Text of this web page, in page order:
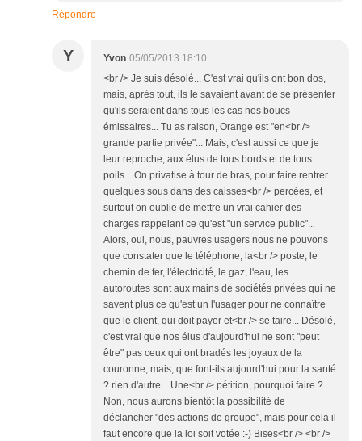
Répondre
Y Yvon 05/05/2013 18:10
<br /> Je suis désolé... C'est vrai qu'ils ont bon dos,
mais, après tout, ils le savaient avant de se présenter
qu'ils seraient dans tous les cas nos boucs
émissaires... Tu as raison, Orange est "en<br />
grande partie privée"... Mais, c'est aussi ce que je
leur reproche, aux élus de tous bords et de tous
poils... On privatise à tour de bras, pour faire rentrer
quelques sous dans des caisses<br /> percées, et
surtout on oublie de mettre un vrai cahier des
charges rappelant ce qu'est "un service public"...
Alors, oui, nous, pauvres usagers nous ne pouvons
que constater que le téléphone, la<br /> poste, le
chemin de fer, l'électricité, le gaz, l'eau, les
autoroutes sont aux mains de sociétés privées qui ne
savent plus ce qu'est un l'usager pour ne connaître
que le client, qui doit payer et<br /> se taire... Désolé,
c'est vrai que nos élus d'aujourd'hui ne sont "peut
être" pas ceux qui ont bradés les joyaux de la
couronne, mais, que font-ils aujourd'hui pour la santé
? rien d'autre... Une<br /> pétition, pourquoi faire ?
Non, nous aurons bientôt la possibilité de
déclancher "des actions de groupe", mais pour cela il
faut encore que la loi soit votée :-) Bises<br /> <br />